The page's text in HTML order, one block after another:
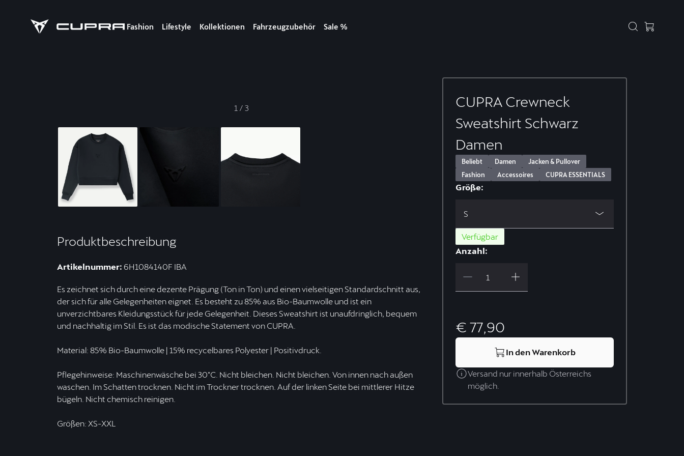
Fashion Lifestyle Kollektionen Fahrzeugzubehör Sale %
1 / 3
Produktbeschreibung
Artikelnummer: 6H1084140F IBA
Es zeichnet sich durch eine dezente Prägung (Ton in Ton) und einen vielseitigen Standardschnitt aus,
der sich für alle Gelegenheiten eignet. Es besteht zu 85% aus Bio-Baumwolle und ist ein
unverzichtbares Kleidungsstück für jede Gelegenheit. Dieses Sweatshirt ist unaufdringlich, bequem
und nachhaltig im Stil. Es ist das modische Statement von CUPRA.
Material: 85% Bio-Baumwolle | 15% recycelbares Polyester | Positivdruck.
Pflegehinweise: Maschinenwäsche bei 30°C. Nicht bleichen. Nicht bleichen. Von innen nach außen
waschen. Im Schatten trocknen. Nicht im Trockner trocknen. Auf der linken Seite bei mittlerer Hitze
bügeln. Nicht chemisch reinigen.
Größen: XS-XXL
CUPRA Crewneck
Sweatshirt Schwarz
Damen
Beliebt Damen
Jacken & Pullover
Fashion
Accessoires CUPRA ESSENTIALS
Größe:
S
Verfügbar
Anzahl:
€ 77,90
In den Warenkorb
Versand nur innerhalb Österreichs
möglich.